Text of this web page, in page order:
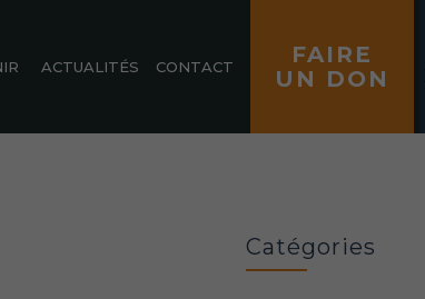
ACTUALITÉS CONTACT
FAIRE
UN DON
Catégories